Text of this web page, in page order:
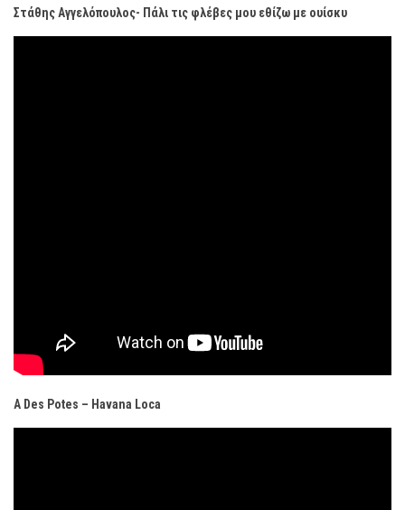
Στάθης Αγγελόπουλος- Πάλι τις φλέβες μου εθίζω με ουίσκυ
A Des Potes – Havana Loca